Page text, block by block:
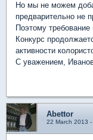
Но мы не можем
предварительно не
Поэтому
Конкурс
активности
С уважением,
Abettor
22 March 2013